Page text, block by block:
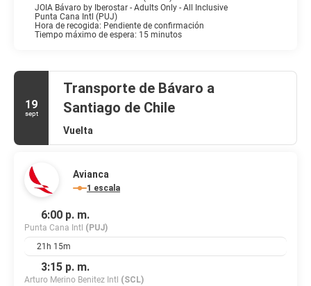
Este alojamiento ofrece a sus huéspedes diversas opciones para
comer algo, ya que cuenta con 20 restaurantes, 3 cafeterías y
bares con salón. Se ofrece un desayuno bufé gratuito todos los
días de 07:00 a 10:00.
Tendrás un servicio de recepción las 24 horas, atención
aparcamiento con asistencia gratuito disponible.
JOIA Bávaro by Iberostar - Adults Only - All Inclusive
Punta Cana Intl (PUJ)
Hora de recogida: Pendiente de confirmación
Tiempo máximo de espera: 15 minutos
19
sept
Transporte de Bávaro a
Santiago de Chile
Vuelta
Avianca
1 escala
6:00 p. m.
Punta Cana Intl (PUJ)
21h 15m
3:15 p. m.
Arturo Merino Benitez Intl (SCL)